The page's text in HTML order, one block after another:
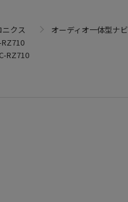
クス オーディオ一体型ナビ
RZ710